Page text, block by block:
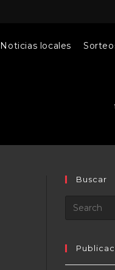
Noticias locales
Buscar